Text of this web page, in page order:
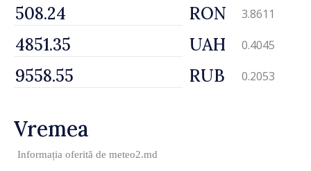
RON 3.8611
UAH 0.4045
RUB 0.2053
Vremea
Informația oferită de meteo2.md